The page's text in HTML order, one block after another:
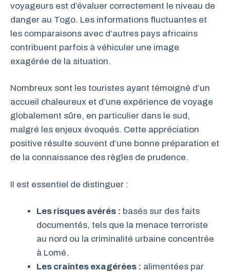
voyageurs est d’évaluer correctement le niveau de
danger au Togo. Les informations fluctuantes et
les comparaisons avec d’autres pays africains
contribuent parfois à véhiculer une image
exagérée de la situation.
Nombreux sont les touristes ayant témoigné d’un
accueil chaleureux et d’une expérience de voyage
globalement sûre, en particulier dans le sud,
malgré les enjeux évoqués. Cette appréciation
positive résulte souvent d’une bonne préparation et
de la connaissance des règles de prudence.
Il est essentiel de distinguer :
Les risques avérés : basés sur des faits
documentés, tels que la menace terroriste
au nord ou la criminalité urbaine concentrée
à Lomé.
Les craintes exagérées : alimentées par